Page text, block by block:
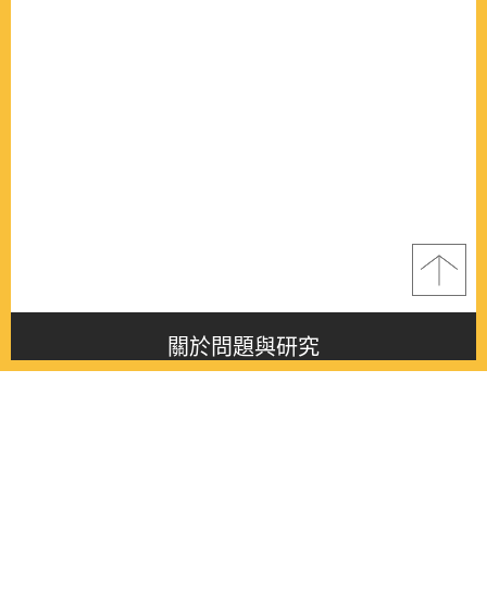
關於問題與研究
About this journal